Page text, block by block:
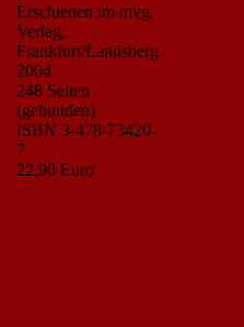
Erschienen im mvg
Verlag,
Frankfurt/Landsberg
2004
248 Seiten
(gebunden)
ISBN 3-478-73420-
7
22,90 Euro